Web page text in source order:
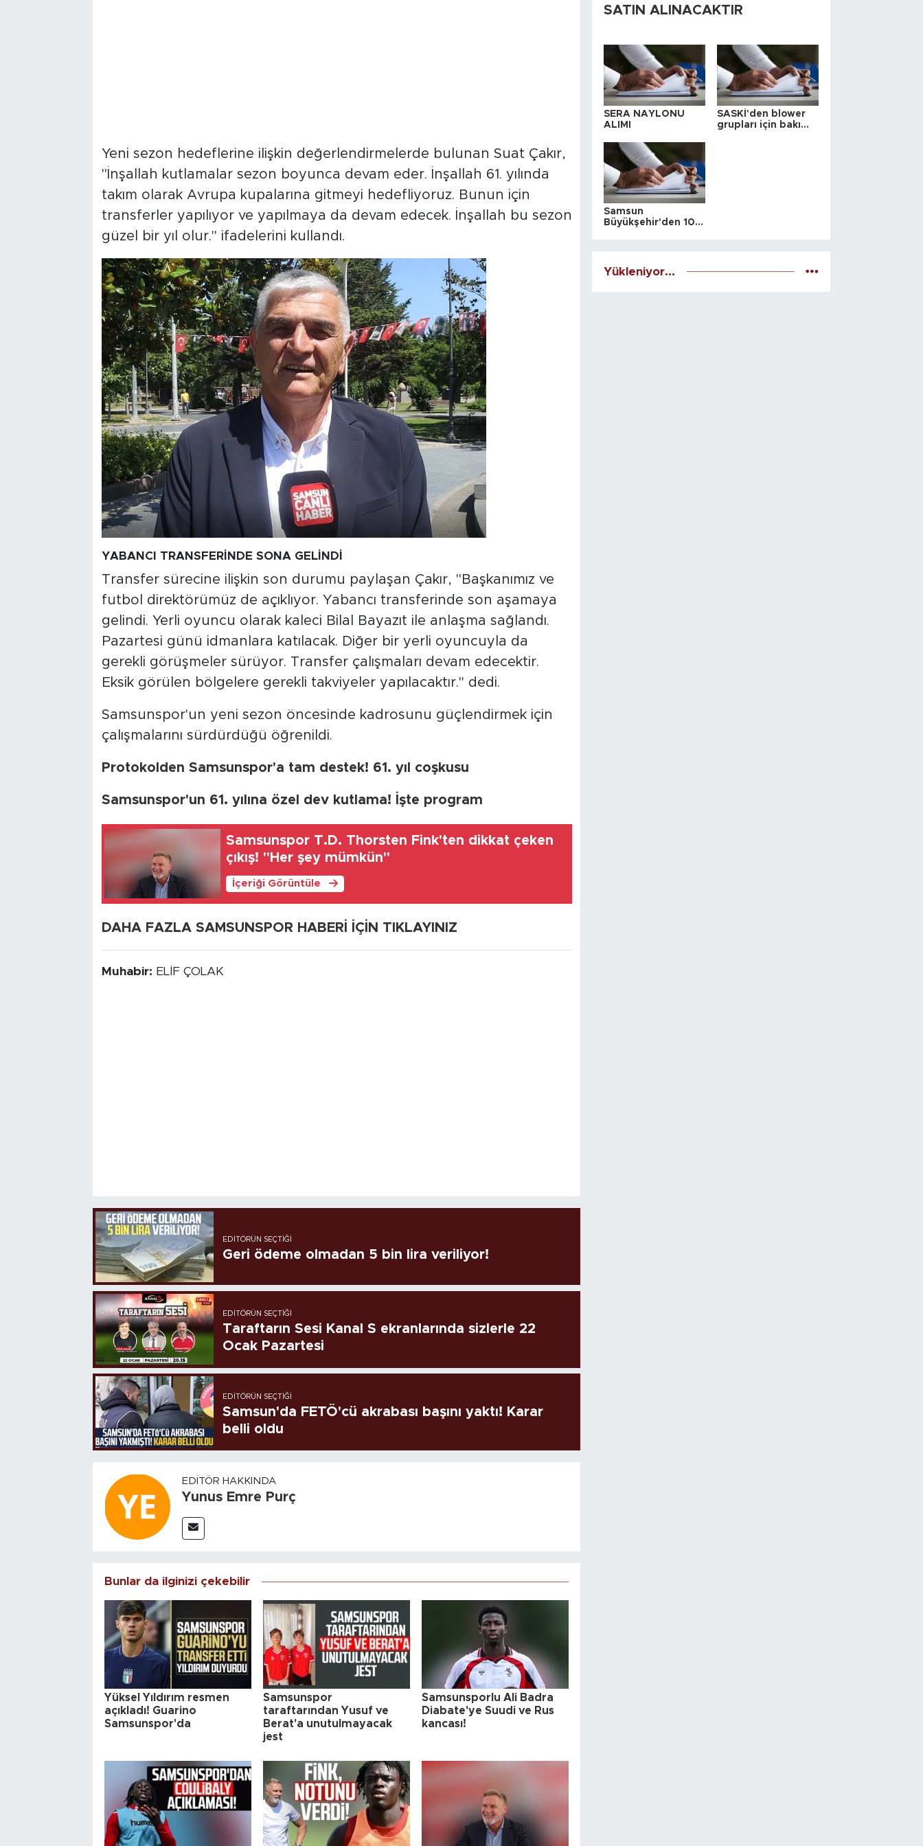
Yeni sezon hedeflerine ilişkin değerlendirmelerde bulunan Suat Çakır,
"İnşallah kutlamalar sezon boyunca devam eder. İnşallah 61. yılında
takım olarak Avrupa kupalarına gitmeyi hedefliyoruz. Bunun için
transferler yapılıyor ve yapılmaya da devam edecek. İnşallah bu sezon
güzel bir yıl olur." ifadelerini kullandı.
YABANCI TRANSFERİNDE SONA GELİNDİ
Transfer sürecine ilişkin son durumu paylaşan Çakır, "Başkanımız ve
futbol direktörümüz de açıklıyor. Yabancı transferinde son aşamaya
gelindi. Yerli oyuncu olarak kaleci Bilal Bayazıt ile anlaşma sağlandı.
Pazartesi günü idmanlara katılacak. Diğer bir yerli oyuncuyla da
gerekli görüşmeler sürüyor. Transfer çalışmaları devam edecektir.
Eksik görülen bölgelere gerekli takviyeler yapılacaktır." dedi.
Samsunspor'un yeni sezon öncesinde kadrosunu güçlendirmek için
çalışmalarını sürdürdüğü öğrenildi.
Protokolden Samsunspor'a tam destek! 61. yıl coşkusu
Samsunspor'un 61. yılına özel dev kutlama! İşte program
Samsunspor T.D. Thorsten Fink'ten dikkat çeken
çıkış! "Her şey mümkün"
İçeriği Görüntüle
DAHA FAZLA SAMSUNSPOR HABERİ İÇİN TIKLAYINIZ
Muhabir: ELİF ÇOLAK
EDITÖRÜN SEÇTIĞI
Geri ödeme olmadan 5 bin lira veriliyor!
EDITÖRÜN SEÇTIĞI
Taraftarın Sesi Kanal S ekranlarında sizlerle 22
Ocak Pazartesi
EDITÖRÜN SEÇTIĞI
Samsun'da FETÖ'cü akrabası başını yaktı! Karar
belli oldu
EDITÖR HAKKINDA
Yunus Emre Purç
Bunlar da ilginizi çekebilir
Yüksel Yıldırım resmen
açıkladı! Guarino
Samsunspor'da
Samsunspor
taraftarından Yusuf ve
Berat'a unutulmayacak
jest
Samsunsporlu Ali Badra
Diabate'ye Suudi ve Rus
kancası!
SATIN ALINACAKTIR
SERA NAYLONU
ALIMI
SASKİ'den blower
grupları için bakım
Samsun
Büyükşehir'den 10
Yükleniyor...